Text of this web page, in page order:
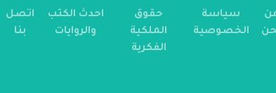
سياسة
الخصوصية
حقوق
الملكية
الفكرية
احدث الكتب
والروايات
اتصل
بنا